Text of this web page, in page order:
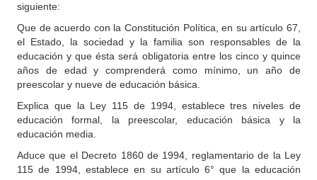
siguiente:
Que de acuerdo con la Constitución Política, en su artículo 67,
el Estado, la sociedad y la familia son responsables de la
educación y que ésta será obligatoria entre los cinco y quince
años de edad y comprenderá como mínimo, un año de
preescolar y nueve de educación básica.
Explica que la Ley 115 de 1994, establece tres niveles de
educación formal, la preescolar, educación básica y la
educación media.
Aduce que el Decreto 1860 de 1994, reglamentario de la Ley
115 de 1994, establece en su artículo 6° que la educación